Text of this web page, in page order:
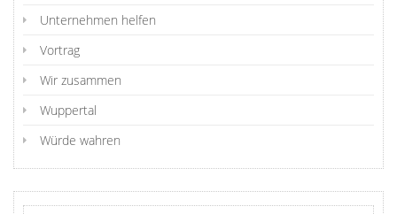
Unternehmen helfen
Vortrag
Wir zusammen
Wuppertal
Würde wahren